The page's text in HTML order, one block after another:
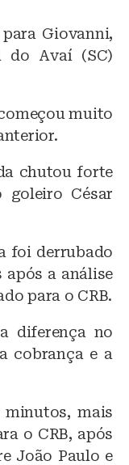
Giovanni,
do Avaí (SC)
muito
chutou forte
César
foi derrubado
a análise
para o CRB.
diferença no
cobrança e a
minutos, mais
o CRB, após
João Paulo e